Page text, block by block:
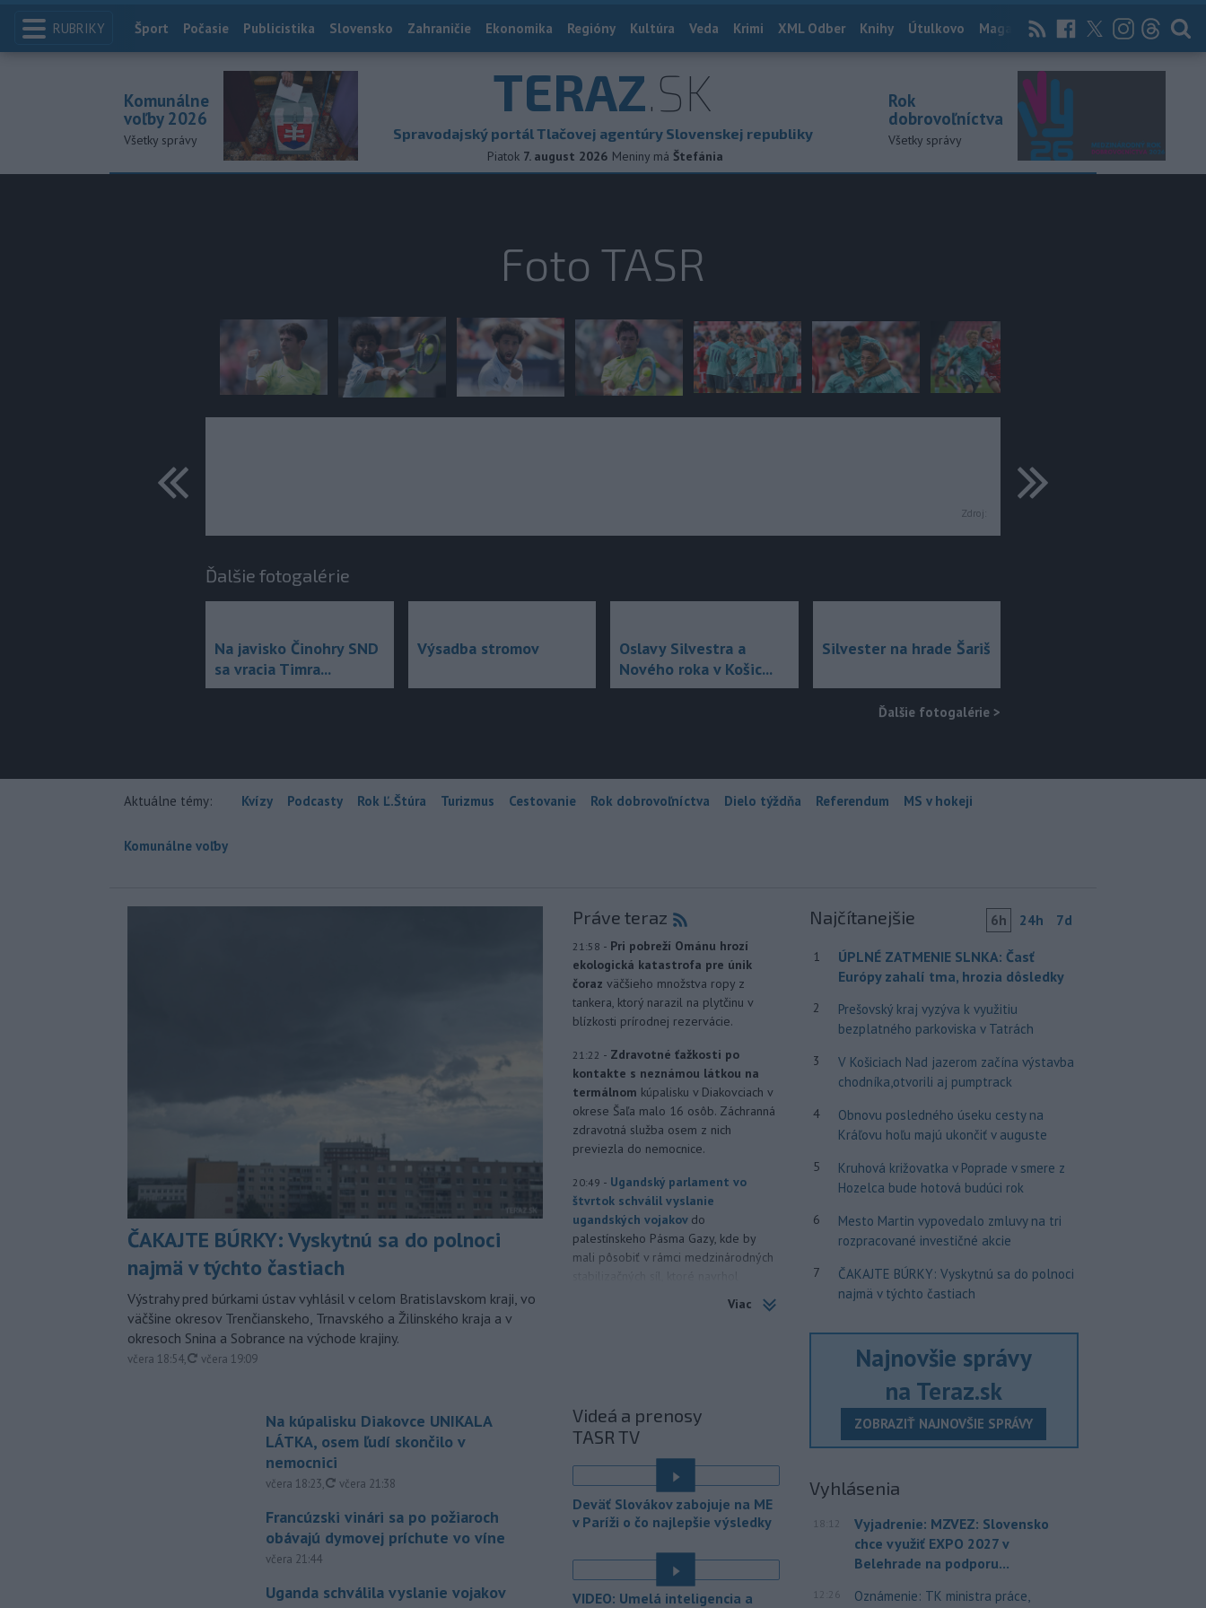
RUBRIKY Index
Šport Počasie Publicistika Slovensko Zahraničie Ekonomika Regióny Kultúra Veda Krimi XML Odber Knihy Útulkovo Magazín News Now Archív
TERAZ.SK
Spravodajský portál Tlačovej agentúry Slovenskej republiky
Piatok 7. august 2026 Meniny má Štefánia
Komunálne
voľby 2026
Všetky správy
Rok
dobrovoľníctva
Všetky správy
Foto TASR
Zdroj:
predchádzajúce ďalšie
Ďalšie fotogalérie
Na javisko Činohry SND
sa vracia Timra...
Výsadba stromov
Oslavy Silvestra a
Nového roka v Košic...
Silvester na hrade Šariš
Ďalšie fotogalérie >
Aktuálne témy: Kvízy Podcasty Rok Ľ.Štúra Turizmus Cestovanie Rok dobrovoľníctva Dielo týždňa Referendum MS v hokeji
Komunálne voľby
ČAKAJTE BÚRKY: Vyskytnú sa do polnoci
najmä v týchto častiach
Výstrahy pred búrkami ústav vyhlásil v celom Bratislavskom kraji, vo
väčšine okresov Trenčianskeho, Trnavského a Žilinského kraja a v
okresoch Snina a Sobrance na východe krajiny.
včera 18:54, aktualizované
včera 19:09
Na kúpalisku Diakovce UNIKALA
LÁTKA, osem ľudí skončilo v
nemocnici
včera 18:23, aktualizované
včera 21:38
Francúzski vinári sa po požiaroch
obávajú dymovej príchute vo víne
včera 21:44
Uganda schválila vyslanie vojakov
Práve teraz
21:58 - Pri pobreží Ománu hrozí
ekologická katastrofa pre únik
čoraz väčšieho množstva ropy z
tankera, ktorý narazil na plytčinu v
blízkosti prírodnej rezervácie.
21:22 - Zdravotné ťažkosti po
kontakte s neznámou látkou na
termálnom kúpalisku v Diakovciach v
okrese Šaľa malo 16 osôb. Záchranná
zdravotná služba osem z nich
previezla do nemocnice.
20:49 - Ugandský parlament vo
štvrtok schválil vyslanie
ugandských vojakov do
palestínskeho Pásma Gazy, kde by
mali pôsobiť v rámci medzinárodných
po jeho neúspešnom pláne.
Vo štvrtok do polnoci treba
najmä na západe a severozápade
Slovenska počítať s búrkami.
Slovenský hydrometeorologický ústav
(SHMÚ) vydal výstrahy prvého stupňa.
Platia aj v okresoch Snina a Sobrance.
18:19 - Polícia v súčinnosti s ďalšími
záchrannými zložkami zasahuje
Viac
Videá a prenosy
TASR TV
Deväť Slovákov zabojuje na ME
v Paríži o čo najlepšie výsledky
VIDEO: Umelá inteligencia a
Najčítanejšie 6h 24h 7d
1
ÚPLNÉ ZATMENIE SLNKA: Časť
Európy zahalí tma, hrozia dôsledky
2
Prešovský kraj vyzýva k využitiu
bezplatného parkoviska v Tatrách
3
V Košiciach Nad jazerom začína výstavba
chodníka,otvorili aj pumptrack
4
Obnovu posledného úseku cesty na
Kráľovu hoľu majú ukončiť v auguste
5
Kruhová križovatka v Poprade v smere z
Hozelca bude hotová budúci rok
6
Mesto Martin vypovedalo zmluvy na tri
rozpracované investičné akcie
7
ČAKAJTE BÚRKY: Vyskytnú sa do polnoci
najmä v týchto častiach
Najnovšie správy
na Teraz.sk
ZOBRAZIŤ NAJNOVŠIE SPRÁVY
Vyhlásenia
18:12
Vyjadrenie: MZVEZ: Slovensko
chce využiť EXPO 2027 v
Belehrade na podporu...
12:26
Oznámenie: TK ministra práce,